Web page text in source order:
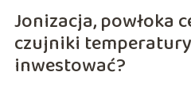
Jonizacja, powłoka
czujniki
inwestować?